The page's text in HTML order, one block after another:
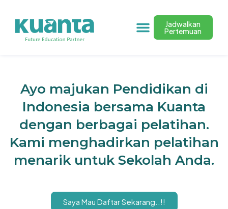
Jadwalkan
Pertemuan
Ayo majukan Pendidikan di
Indonesia bersama Kuanta
dengan berbagai pelatihan.
Kami menghadirkan pelatihan
menarik untuk Sekolah Anda.
Saya Mau Daftar Sekarang..!!